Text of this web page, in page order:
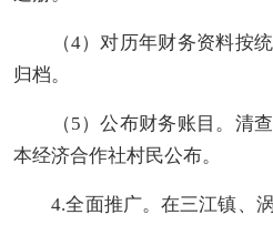
（4）对历年财务资料按
归档。
（5）公布财务账目。清
本经济合作社村民公布。
4.全面推广。在三江镇、